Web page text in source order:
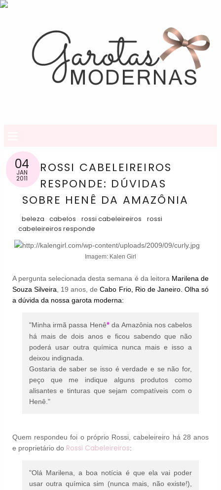
04
JAN
2011
ROSSI CABELEIREIROS
RESPONDE: DÚVIDAS
SOBRE HENÊ DA AMAZÔNIA
beleza cabelos rossi cabeleireiros
rossi
cabeleireiros responde
Imagem: Kalen Girl
A pergunta selecionada desta semana é da leitora Marilena de
Souza Silveira, 19 anos, deCabo Frio, Rio de Janeiro. Olha só
a dúvida da nossa garota moderna:
"Minha irmã passa Henê*da Amazônia nos cabelos
há mais de dois anos e ficou sabendo que não
poderá usar outra química nunca mais e isso a
deixou indignada.
Gostaria de saber se isso é verdade e se não for,
peço que me indique alguns produtos como
alisantes e tinturas que sejam compatíveis com o
Henê."
Quem respondeu foi o próprio Rossi, cabeleireiro há 28 anos
e proprietário do Rossi Cabeleireiros:
"Olá Marilena, a boa notícia é que ela vai poder
usar outra química sim (nunca mais, não existe!),